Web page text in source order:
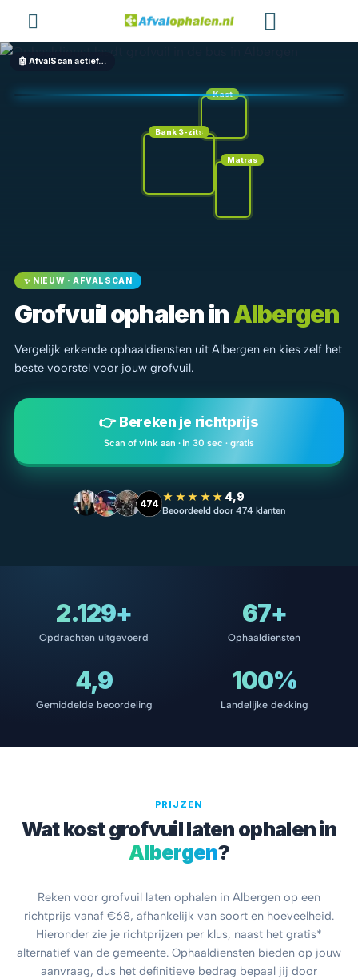
🤖 AfvalScan actief…
Bank 3-zits
Matras
Kast
✨ NIEUW · AFVALSCAN
Grofvuil ophalen inAlbergen
Vergelijk erkende ophaaldiensten uit Albergen en kies zelf het
beste voorstel voor jouw grofvuil.
👉 Bereken je richtprijs
Scan of vink aan · in 30 sec · gratis
474 ★★★★★ 4,9
Beoordeeld door 474 klanten
2.129+
Opdrachten uitgevoerd
67+
Ophaaldiensten
4,9
Gemiddelde beoordeling
100%
Landelijke dekking
PRIJZEN
Wat kost grofvuil laten ophalen in
Albergen?
Reken voor grofvuil laten ophalen in Albergen op een
richtprijs vanaf €68, afhankelijk van soort en hoeveelheid.
Hieronder zie je richtprijzen per klus, naast het gratis*
alternatief van de gemeente. Ophaaldiensten bieden op jouw
aanvraag, dus het definitieve bedrag bepaal jij door